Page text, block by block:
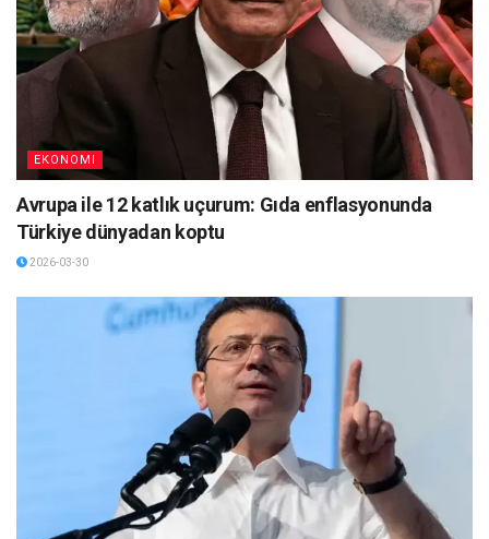
EKONOMI
Avrupa ile 12 katlık uçurum: Gıda enflasyonunda
Türkiye dünyadan koptu
2026-03-30